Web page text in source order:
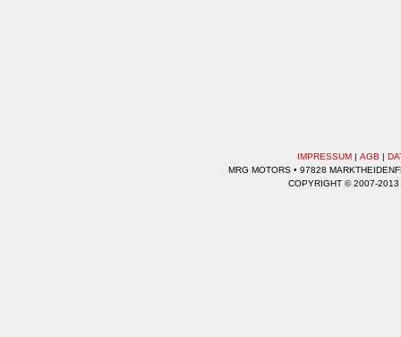
IMPRESSUM | AGB |
MRG MOTORS • 97828
COPYRIGHT © 2007-2013